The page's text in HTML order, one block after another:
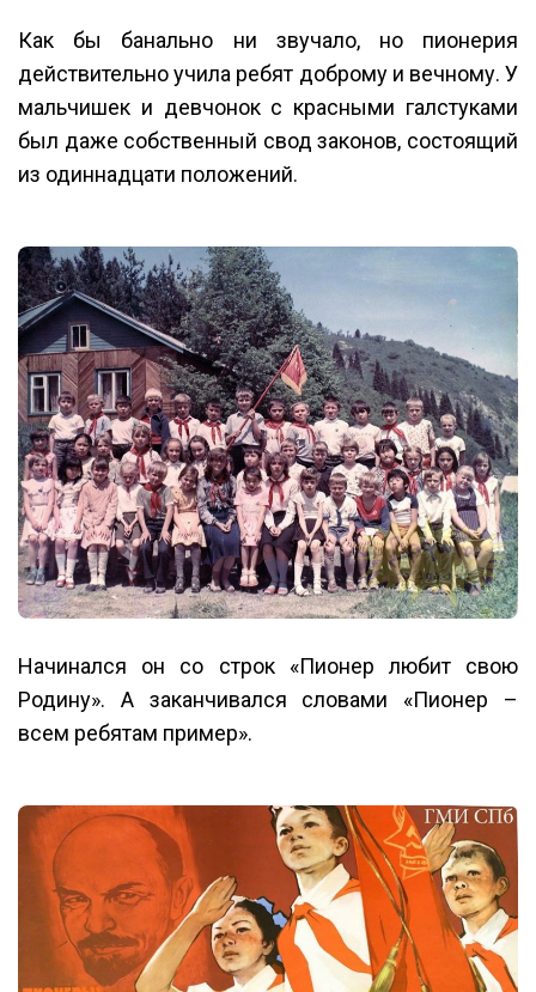
Как бы банально ни звучало, но пионерия
действительно учила ребят доброму и вечному. У
мальчишек и девчонок с красными галстуками
был даже собственный свод законов, состоящий
из одиннадцати положений.
Начинался он со строк «Пионер любит свою
Родину». А заканчивался словами «Пионер –
всем ребятам пример».